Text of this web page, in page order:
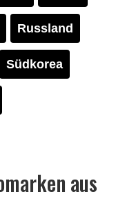
Russland
Südkorea
aus